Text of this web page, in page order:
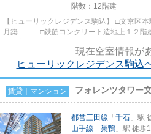
階数：12階建
【ヒューリックレジデンス駒込】 □文京区本駒込六丁目１－２２ □２０１２年３
月築 □鉄筋コンクリート造地上１２階建て 千石駅前交差点のすぐそ
現在空室情報が
ヒューリックレジデンス駒込
賃貸｜マンション フォレンツタワー
都営三田線 「 千石 」駅
山手線 「 巣鴨 」駅 徒歩